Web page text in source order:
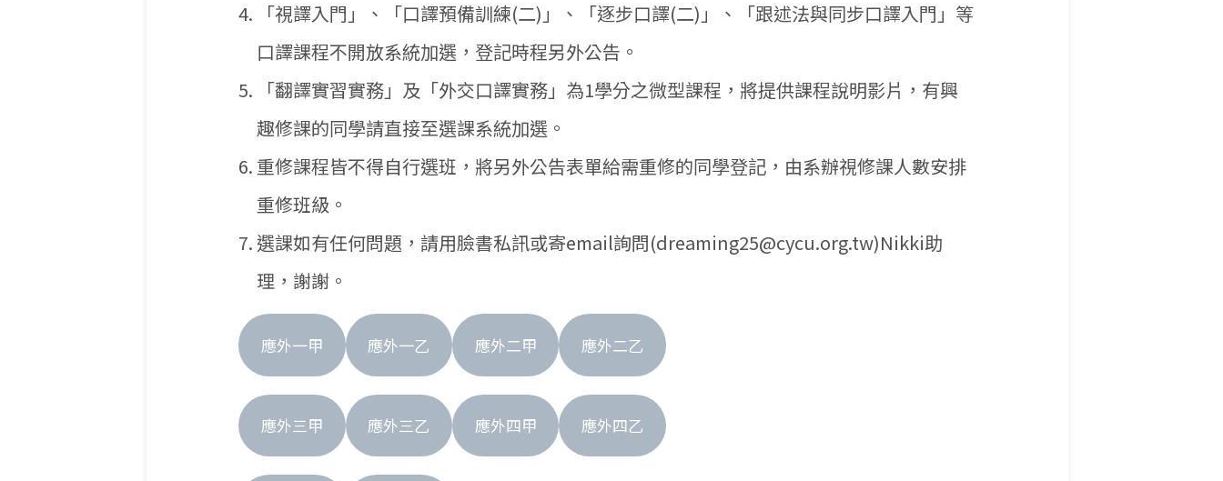
「視譯入門」、「口譯預備訓練(二)」、「逐步口譯(二)」、「跟述法與同步口譯入門」等
口譯課程不開放系統加選，登記時程另外公告。
「翻譯實習實務」及「外交口譯實務」為1學分之微型課程，將提供課程說明影片，有興
趣修課的同學請直接至選課系統加選。
重修課程皆不得自行選班，將另外公告表單給需重修的同學登記，由系辦視修課人數安排
重修班級。
選課如有任何問題，請用臉書私訊或寄email詢問(dreaming25@cycu.org.tw)Nikki助
理，謝謝。
應外一甲 應外一乙 應外二甲 應外二乙
應外三甲 應外三乙 應外四甲 應外四乙